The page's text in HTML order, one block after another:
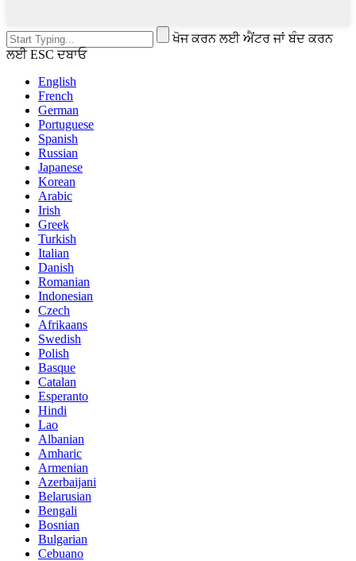
ਖੋਜ ਕਰਨ ਲਈ ਐਂਟਰ ਜਾਂ ਬੰਦ ਕਰਨ
ਲਈ ESC ਦਬਾਓ
English
French
German
Portuguese
Spanish
Russian
Japanese
Korean
Arabic
Irish
Greek
Turkish
Italian
Danish
Romanian
Indonesian
Czech
Afrikaans
Swedish
Polish
Basque
Catalan
Esperanto
Hindi
Lao
Albanian
Amharic
Armenian
Azerbaijani
Belarusian
Bengali
Bosnian
Bulgarian
Cebuano